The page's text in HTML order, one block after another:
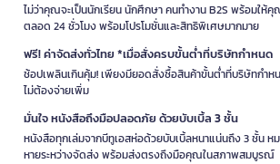
ไม่ว่าคุณจะเป็นนักเรียน นักศึกษา คนทำงาน B2S พร้อมใ
ตลอด 24 ชั่วโมง พร้อมโปรโมชั่นและสิทธิพิเศษมากมาย
ฟรี! ค่าจัดส่งทั่วไทย *เมื่อสั่งครบขั้นต่ำที่บริษัทกำหนด
ช้อปเพลินเกินคุ้ม! เพียงมียอดสั่งซื้อสินค้าขั้นต่ำที่บริษัทกำ
ไม่ต้องจ่ายเพิ่ม
มั่นใจ หนังสือถึงมือปลอดภัย ด้วยบับเบิ้ล 3 ชั้น
หนังสือทุกเล่มจากบีทูเอสห่อด้วยบับเบิ้ลหนาแน่นถึง 3 ชั้น ห
หายระหว่างจัดส่ง พร้อมส่งตรงถึงมือคุณในสภาพสมบูรณ์